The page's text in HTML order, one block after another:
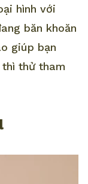
hình với
băn khoăn
giúp bạn
thử tham